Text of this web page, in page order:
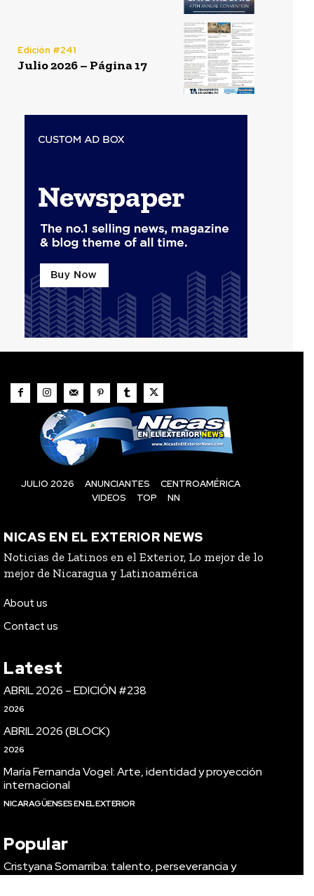
Edición #241
Julio 2026 – Página 17
JULIO 2026 ANUNCIANTES
CENTROAMÉRICA
VIDEOS
TOP NN
NICAS EN EL EXTERIOR NEWS
Noticias de Latinos en el Exterior, Lo mejor de lo
mejor de Nicaragua y Latinoamérica
About us
Contact us
Latest
ABRIL 2026 – EDICIÓN #238
2026
ABRIL 2026 (BLOCK)
2026
María Fernanda Vogel: Arte, identidad y proyección
internacional
NICARAGÜENSES EN EL EXTERIOR
Popular
Cristyana Somarriba: talento, perseverancia y
evolución artística